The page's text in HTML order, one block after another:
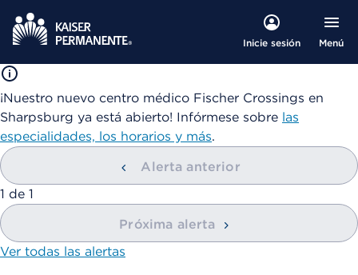
Inicie sesión Menú
¡Nuestro nuevo centro médico Fischer Crossings en
Sharpsburg ya está abierto! Infórmese sobre las
especialidades, los horarios y más.
Alerta anterior
mostrando
1 de 1
Próxima alerta
Ver todas las alertas